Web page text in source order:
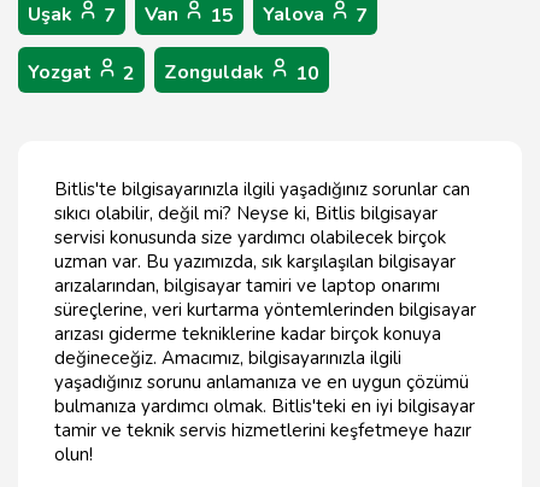
Uşak 7 Van 15 Yalova 7
Yozgat 2 Zonguldak 10
Bitlis'te bilgisayarınızla ilgili yaşadığınız sorunlar can
sıkıcı olabilir, değil mi? Neyse ki, Bitlis bilgisayar
servisi konusunda size yardımcı olabilecek birçok
uzman var. Bu yazımızda, sık karşılaşılan bilgisayar
arızalarından, bilgisayar tamiri ve laptop onarımı
süreçlerine, veri kurtarma yöntemlerinden bilgisayar
arızası giderme tekniklerine kadar birçok konuya
değineceğiz. Amacımız, bilgisayarınızla ilgili
yaşadığınız sorunu anlamanıza ve en uygun çözümü
bulmanıza yardımcı olmak. Bitlis'teki en iyi bilgisayar
tamir ve teknik servis hizmetlerini keşfetmeye hazır
olun!